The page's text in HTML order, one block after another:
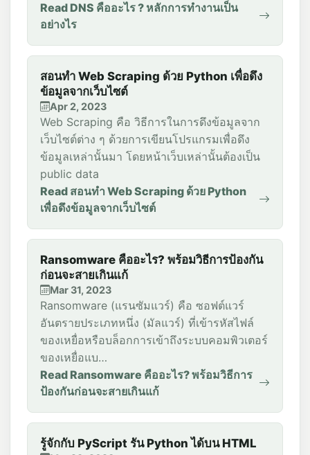
Read DNS คืออะไร ? หลักการทำงานเป็น
อย่างไร
สอนทำ Web Scraping ด้วย Python เพื่อดึง
ข้อมูลจากเว็บไซต์
Apr 2, 2023
Web Scraping คือ วิธีการในการดึงข้อมูลจาก
เว็บไซต์ต่าง ๆ ด้วยการเขียนโปรแกรมเพื่อดึง
ข้อมูลเหล่านั้นมา โดยหน้าเว็บเหล่านั้นต้องเป็น
public data
Read สอนทำ Web Scraping ด้วย Python
เพื่อดึงข้อมูลจากเว็บไซต์
Ransomware คืออะไร? พร้อมวิธีการป้องกัน
ก่อนจะสายเกินแก้
Mar 31, 2023
Ransomware (แรนซัมแวร์) คือ ซอฟต์แวร์
อันตรายประเภทหนึ่ง (มัลแวร์) ที่เข้ารหัสไฟล์
ของเหยื่อหรือบล็อกการเข้าถึงระบบคอมพิวเตอร์
ของเหยื่อแบ…
Read Ransomware คืออะไร? พร้อมวิธีการ
ป้องกันก่อนจะสายเกินแก้
รู้จักกับ PyScript รัน Python ได้บน HTML